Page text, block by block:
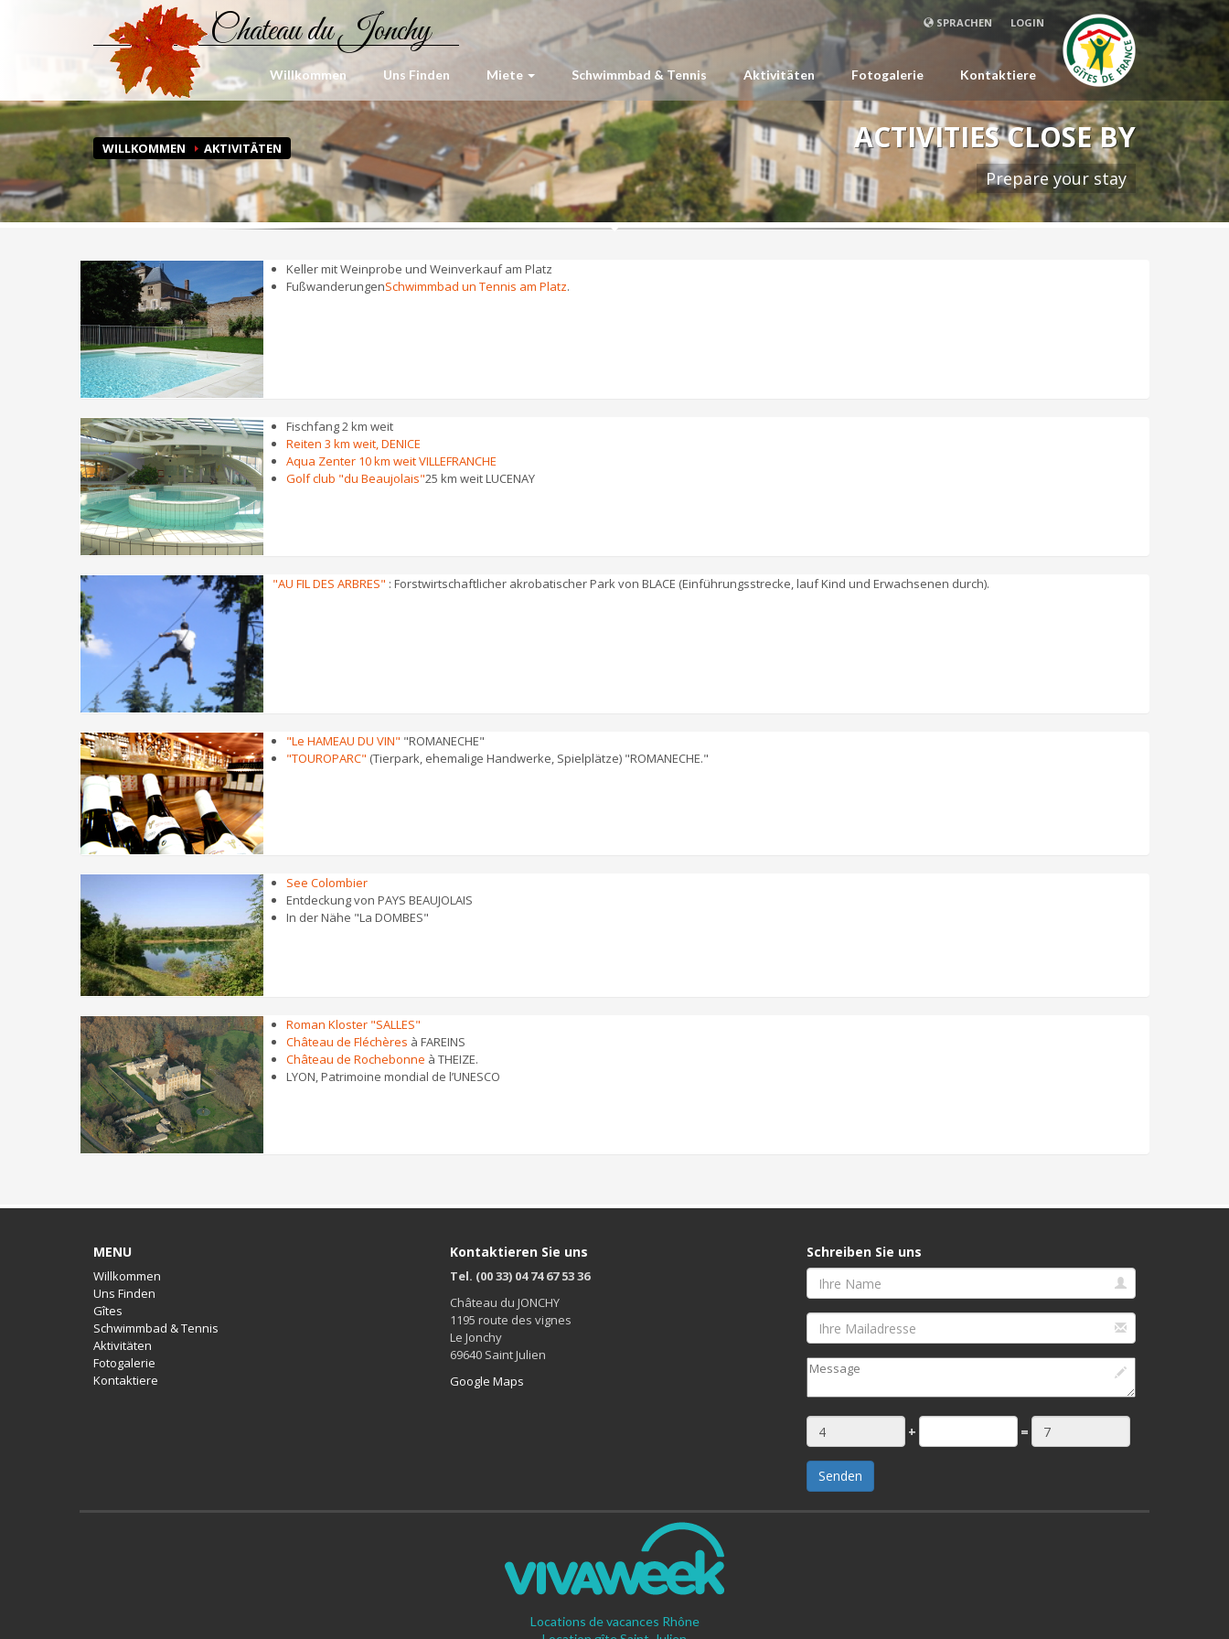
SPRACHEN LOGIN
Chateau du Jonchy
Willkommen Uns Finden Miete Schwimmbad & Tennis Aktivitäten Fotogalerie Kontaktiere
WILLKOMMEN AKTIVITÄTEN ACTIVITIES CLOSE BY
Prepare your stay
Keller mit Weinprobe und Weinverkauf am Platz
FußwanderungenSchwimmbad un Tennis am Platz.
Fischfang 2 km weit
Reiten 3 km weit, DENICE
Aqua Zenter 10 km weit VILLEFRANCHE
Golf club "du Beaujolais"25 km weit LUCENAY
"AU FIL DES ARBRES" : Forstwirtschaftlicher akrobatischer Park von BLACE (Einführungsstrecke, lauf Kind und Erwachsenen durch).
"Le HAMEAU DU VIN" "ROMANECHE"
"TOUROPARC" (Tierpark, ehemalige Handwerke, Spielplätze) "ROMANECHE."
See Colombier
Entdeckung von PAYS BEAUJOLAIS
In der Nähe "La DOMBES"
Roman Kloster "SALLES"
Château de Fléchères à FAREINS
Château de Rochebonne à THEIZE.
LYON, Patrimoine mondial de l’UNESCO
MENU
Willkommen
Uns Finden
Gîtes
Schwimmbad & Tennis
Aktivitäten
Fotogalerie
Kontaktiere
Kontaktieren Sie uns
Tel. (00 33) 04 74 67 53 36
Château du JONCHY
1195 route des vignes
Le Jonchy
69640 Saint Julien
Google Maps
Schreiben Sie uns
+ =
Senden
Locations de vacances Rhône